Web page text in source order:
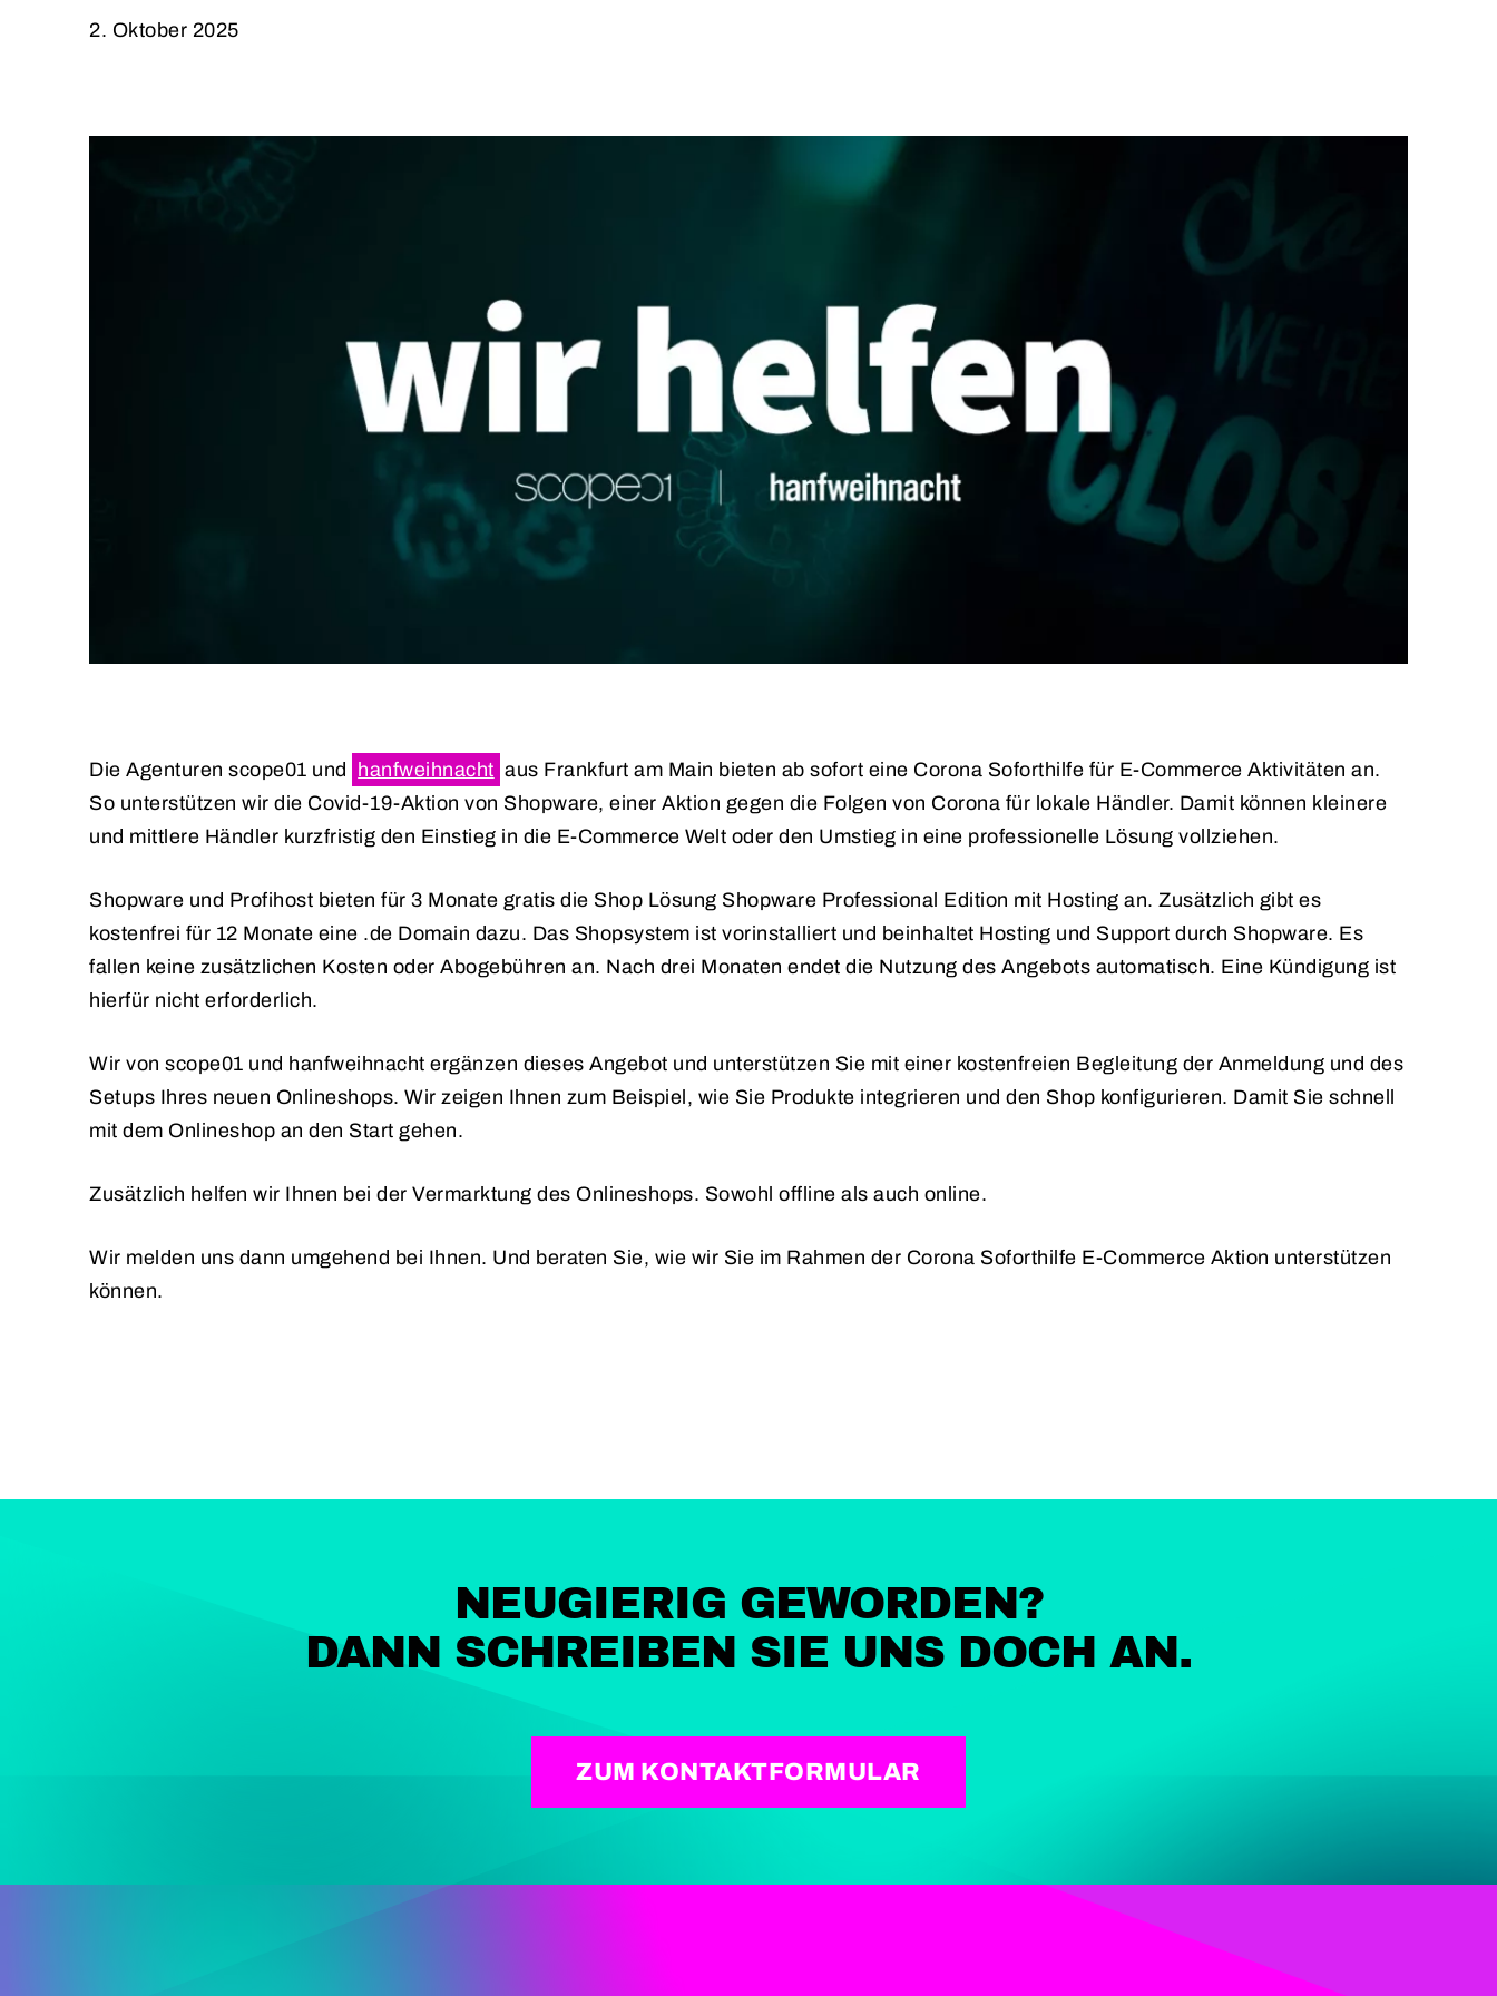
2. Oktober 2025
Die Agenturen scope01 und hanfweihnacht aus Frankfurt am Main bieten ab sofort eine Corona Soforthilfe für E-Commerce Aktivitäten an.
So unterstützen wir die Covid-19-Aktion von Shopware, einer Aktion gegen die Folgen von Corona für lokale Händler. Damit können kleinere
und mittlere Händler kurzfristig den Einstieg in die E-Commerce Welt oder den Umstieg in eine professionelle Lösung vollziehen.
Shopware und Profihost bieten für 3 Monate gratis die Shop Lösung Shopware Professional Edition mit Hosting an. Zusätzlich gibt es
kostenfrei für 12 Monate eine .de Domain dazu. Das Shopsystem ist vorinstalliert und beinhaltet Hosting und Support durch Shopware. Es
fallen keine zusätzlichen Kosten oder Abogebühren an. Nach drei Monaten endet die Nutzung des Angebots automatisch. Eine Kündigung ist
hierfür nicht erforderlich.
Wir von scope01 und hanfweihnacht ergänzen dieses Angebot und unterstützen Sie mit einer kostenfreien Begleitung der Anmeldung und des
Setups Ihres neuen Onlineshops. Wir zeigen Ihnen zum Beispiel, wie Sie Produkte integrieren und den Shop konfigurieren. Damit Sie schnell
mit dem Onlineshop an den Start gehen.
Zusätzlich helfen wir Ihnen bei der Vermarktung des Onlineshops. Sowohl offline als auch online.
Wir melden uns dann umgehend bei Ihnen. Und beraten Sie, wie wir Sie im Rahmen der Corona Soforthilfe E-Commerce Aktion unterstützen
können.
NEUGIERIG GEWORDEN?
DANN SCHREIBEN SIE UNS DOCH AN.
ZUM KONTAKTFORMULAR